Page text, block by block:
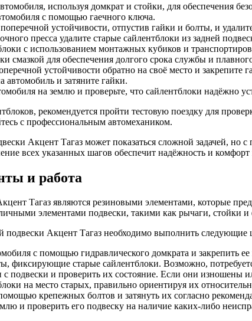
используя домкрат и стойки, для обеспечения
с помощью гаечного ключа.
устойчивости, отпустив гайки и болты, и
пресса удалите старые сайлентблоки из задней
с использованием монтажных кубиков и
смазкой для обеспечения долгого срока службы и
устойчивости обратно на своё место и закрепите
автомобиль и затяните гайки.
на землю и проверьте, что сайлентблоки
рекомендуется пройти тестовую поездку для
с профессиональным автомехаником.
Акцент Тагаз может показаться сложной задачей,
всех указанных шагов обеспечит надёжность и комфорт
и работа
Тагаз являются резиновыми элементами, которые
элементами подвески, такими как рычаги, стойки
подвески Акцент Тагаз необходимо выполнить следующие
с помощью гидравлического домкрата и закрепить
фиксирующие старые сайлентблоки. Возможно,
с подвески и проверить их состояние. Если они
на место старых, правильно ориентируя их
крепежных болтов и затянуть их согласно
и проверить его подвеску на наличие каких-либо